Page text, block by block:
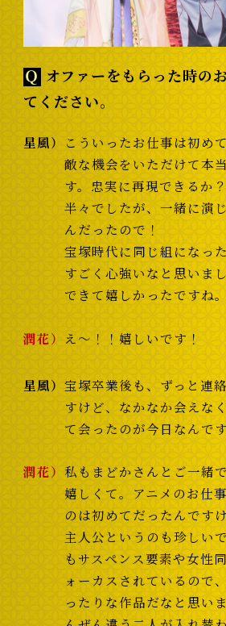
Ｑ オファーをもらった時の
てください。
星風
こういったお仕事は初め
敵な機会をいただけて本
す。忠実に再現できるか
半々でしたが、一緒に演
んだったので！
宝塚時代に同じ組になっ
すごく心強いなと思いま
できて嬉しかったですね。
潤花 え～！！嬉しいです！
星風
宝塚卒業後も、ずっと連
すけど、なかなか会えな
て会ったのが今日なんです
潤花
私もまどかさんとご一緒
嬉しくて。アニメのお仕
のは初めてだったんです
主人公というのも珍しい
もサスペンス要素や女性
ォーカスされているので
ったりな作品だなと思い